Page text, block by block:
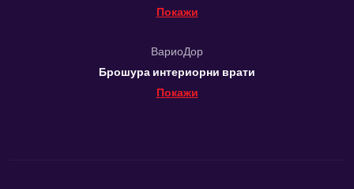
Покажи
ВариоДор
Брошура интериорни врати
Покажи